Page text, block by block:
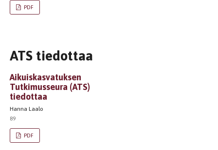
PDF
ATS tiedottaa
Aikuiskasvatuksen
Tutkimusseura (ATS)
tiedottaa
Hanna Laalo
89
PDF